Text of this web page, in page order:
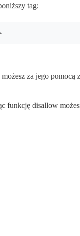
tag:
za jego pomocą
funkcję disallow